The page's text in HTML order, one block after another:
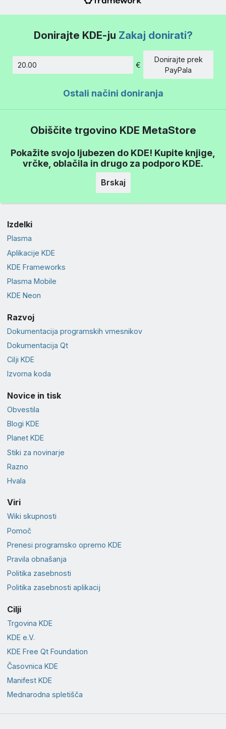
Donirajte KDE-ju Zakaj donirati?
Znesek
€
Donirajte prek
PayPala
Ostali načini doniranja
Obiščite trgovino KDE MetaStore
Pokažite svojo ljubezen do KDE! Kupite knjige,
vrčke, oblačila in drugo za podporo KDE.
Brskaj
Izdelki
Plasma
Aplikacije KDE
KDE Frameworks
Plasma Mobile
KDE Neon
Razvoj
Dokumentacija programskih vmesnikov
Dokumentacija Qt
Cilji KDE
Izvorna koda
Novice in tisk
Obvestila
Blogi KDE
Planet KDE
Stiki za novinarje
Razno
Hvala
Viri
Wiki skupnosti
Pomoč
Prenesi programsko opremo KDE
Pravila obnašanja
Politika zasebnosti
Politika zasebnosti aplikacij
Cilji
Trgovina KDE
KDE e.V.
KDE Free Qt Foundation
Časovnica KDE
Manifest KDE
Mednarodna spletišča